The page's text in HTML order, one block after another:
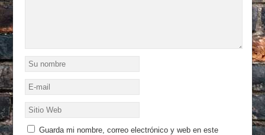
Guarda mi nombre, correo electrónico y web en este